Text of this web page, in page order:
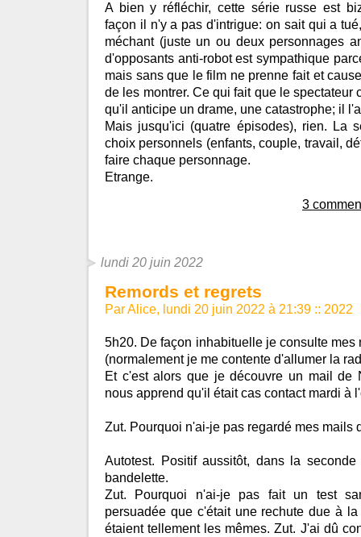
A bien y réfléchir, cette série russe est
façon il n'y a pas d'intrigue: on sait qui a
méchant (juste un ou deux personnages
d'opposants anti-robot est sympathique
mais sans que le film ne prenne fait et
de les montrer. Ce qui fait que le spectateur
qu'il anticipe un drame, une catastrophe; il
Mais jusqu'ici (quatre épisodes), rien. La
choix personnels (enfants, couple, travail,
faire chaque personnage.
Etrange.
3
lundi 20 juin 2022
Remords et regrets
Par Alice, lundi 20 juin 2022 à 21:39 :: 2022
5h20. De façon inhabituelle je consulte mes
(normalement je me contente d'allumer la
Et c'est alors que je découvre un mail de
nous apprend qu'il était cas contact mardi à
Zut. Pourquoi n'ai-je pas regardé mes mails
Autotest. Positif aussitôt, dans la
bandelette.
Zut. Pourquoi n'ai-je pas fait un test
persuadée que c'était une rechute due à
étaient tellement les mêmes. Zut. J'ai dû